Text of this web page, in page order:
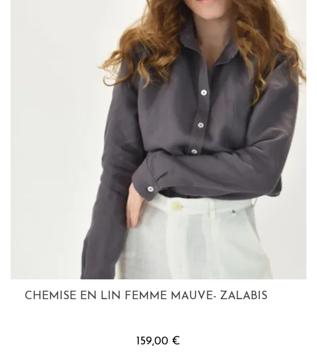
CHEMISE EN LIN FEMME MAUVE- ZALABIS
159,00 €